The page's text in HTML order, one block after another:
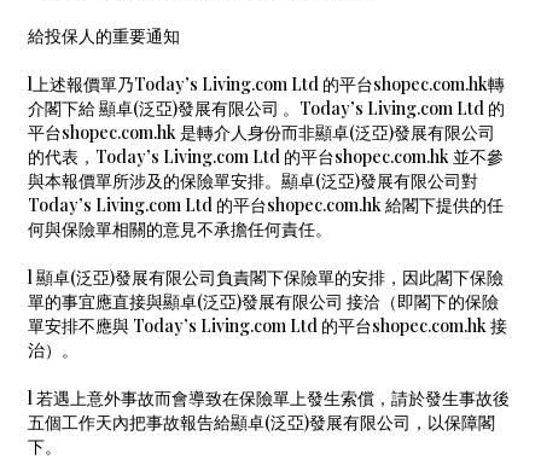
給投保人的重要通知
l上述報價單乃Today’s Living.com Ltd 的平台shopec.com.hk轉
介閣下給 顯卓(泛亞)發展有限公司 。Today’s Living.com Ltd 的
平台shopec.com.hk 是轉介人身份而非顯卓(泛亞)發展有限公司
的代表，Today’s Living.com Ltd 的平台shopec.com.hk 並不參
與本報價單所涉及的保險單安排。顯卓(泛亞)發展有限公司對
Today’s Living.com Ltd 的平台shopec.com.hk 給閣下提供的任
何與保險單相關的意見不承擔任何責任。
l 顯卓(泛亞)發展有限公司負責閣下保險單的安排，因此閣下保險
單的事宜應直接與顯卓(泛亞)發展有限公司 接洽（即閣下的保險
單安排不應與 Today’s Living.com Ltd 的平台shopec.com.hk 接
治）。
l 若遇上意外事故而會導致在保險單上發生索償，請於發生事故後
五個工作天內把事故報告給顯卓(泛亞)發展有限公司，以保障閣
下。